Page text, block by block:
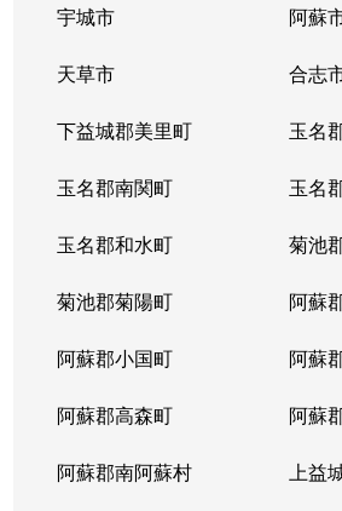
宇城市 阿蘇
天草市 合志
下益城郡美里町 玉名
玉名郡南関町 玉名
玉名郡和水町 菊池
菊池郡菊陽町 阿蘇
阿蘇郡小国町 阿蘇
阿蘇郡高森町 阿蘇
阿蘇郡南阿蘇村 上益